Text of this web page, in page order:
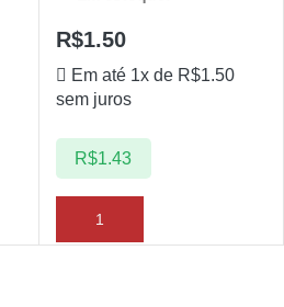
R$1.50
Em até 1x de R$1.50
sem juros
R$1.43